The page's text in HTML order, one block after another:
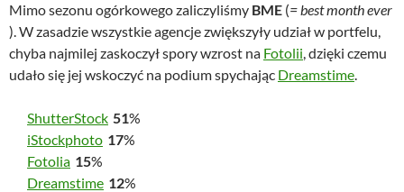
Mimo sezonu ogórkowego zaliczyliśmy BME (= best month ever
). W zasadzie wszystkie agencje zwiększyły udział w portfelu,
chyba najmilej zaskoczył spory wzrost na Fotolii, dzięki czemu
udało się jej wskoczyć na podium spychając Dreamstime.
ShutterStock 51%
iStockphoto 17%
Fotolia 15%
Dreamstime 12%